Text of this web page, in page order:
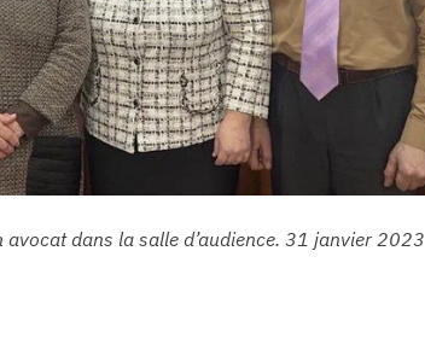
avocat dans la salle d’audience. 31 janvier 2023